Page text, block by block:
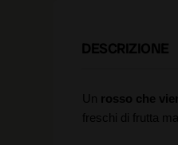
DESCRIZIONE
Un rosso che
freschi di frutta